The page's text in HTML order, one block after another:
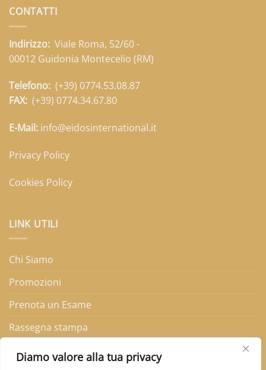
Diamo valore alla tua privacy
CONTATTI
Indirizzo: Viale Roma, 52/60 -
00012 Guidonia Montecelio (RM)
Telefono: (+39) 0774.53.08.87
FAX: (+39) 0774.34.67.80
E-Mail: info@eidosinternational.it
Privacy Policy
Cookies Policy
LINK UTILI
Chi Siamo
Promozioni
Prenota un Esame
Rassegna stampa
FAQ